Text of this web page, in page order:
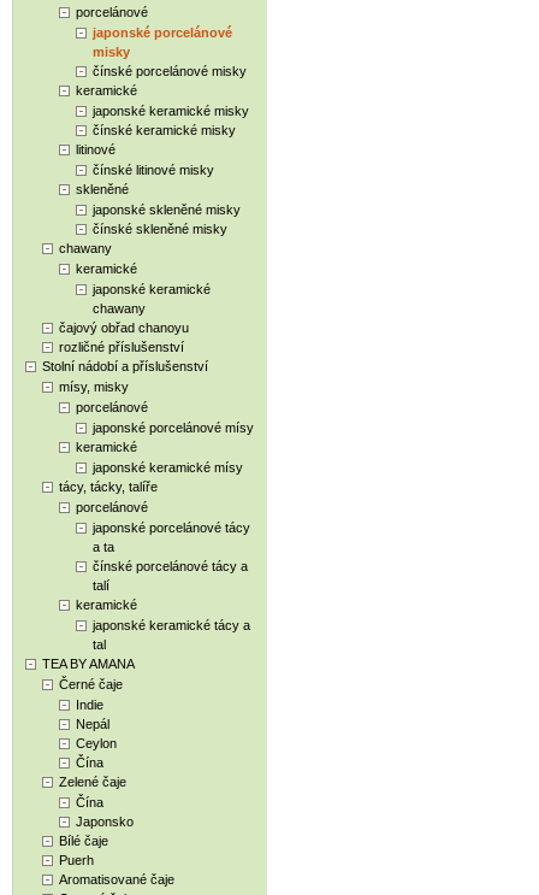
porcelánové
japonské porcelánové
misky
čínské porcelánové misky
keramické
japonské keramické misky
čínské keramické misky
litinové
čínské litinové misky
skleněné
japonské skleněné misky
čínské skleněné misky
chawany
keramické
japonské keramické
chawany
čajový obřad chanoyu
rozličné příslušenství
Stolní nádobí a příslušenství
mísy, misky
porcelánové
japonské porcelánové mísy
keramické
japonské keramické mísy
tácy, tácky, talíře
porcelánové
japonské porcelánové tácy
a ta
čínské porcelánové tácy a
talí
keramické
japonské keramické tácy a
tal
TEA BY AMANA
Černé čaje
Indie
Nepál
Ceylon
Čína
Zelené čaje
Čína
Japonsko
Bílé čaje
Puerh
Aromatisované čaje